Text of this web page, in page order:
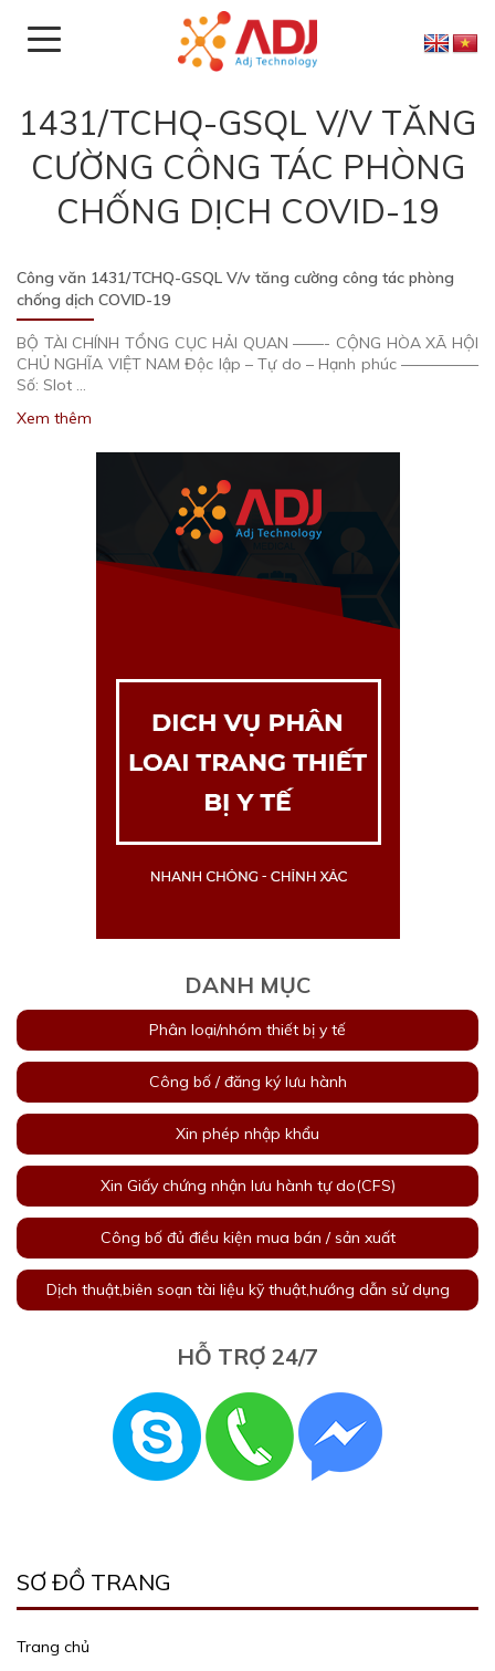
1431/TCHQ-GSQL V/V TĂNG
CƯỜNG CÔNG TÁC PHÒNG
CHỐNG DỊCH COVID-19
Công văn 1431/TCHQ-GSQL V/v tăng cường công tác phòng
chống dịch COVID-19
BỘ TÀI CHÍNH TỔNG CỤC HẢI QUAN ——- CỘNG HÒA XÃ HỘI
CHỦ NGHĨA VIỆT NAM Độc lập – Tự do – Hạnh phúc —————
Số: Slot …
Xem thêm
DANH MỤC
Phân loại/nhóm thiết bị y tế
Công bố / đăng ký lưu hành
Xin phép nhập khẩu
Xin Giấy chứng nhận lưu hành tự do(CFS)
Công bố đủ điều kiện mua bán / sản xuất
Dịch thuật,biên soạn tài liệu kỹ thuật,hướng dẫn sử dụng
HỖ TRỢ 24/7
SƠ ĐỒ TRANG
Trang chủ